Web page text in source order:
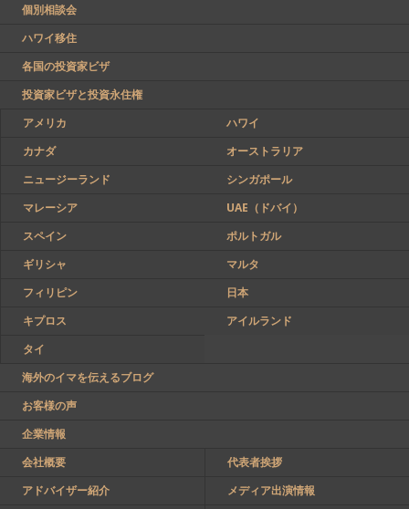
個別相談会
ハワイ移住
各国の投資家ビザ
投資家ビザと投資永住権
アメリカ
ハワイ
カナダ
オーストラリア
ニュージーランド
シンガポール
マレーシア
UAE（ドバイ）
スペイン
ポルトガル
ギリシャ
マルタ
フィリピン
日本
キプロス
アイルランド
タイ
海外のイマを伝えるブログ
お客様の声
企業情報
会社概要
代表者挨拶
アドバイザー紹介
メディア出演情報